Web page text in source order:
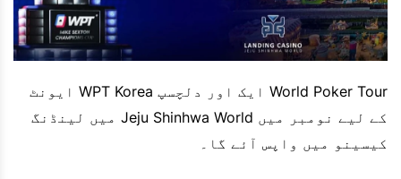
World Poker Tour ایک اور دلچسپ WPT Korea ایونٹ
کے لیے نومبر میں Jeju Shinhwa World میں لینڈنگ
کیسینو میں واپس آئے گا۔